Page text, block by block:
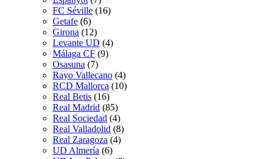
FC Séville (16)
Getafe (6)
Girona (12)
Levante UD (4)
Málaga CF (9)
Osasuna (7)
Rayo Vallecano (4)
RCD Mallorca (10)
Real Betis (16)
Real Madrid (85)
Real Sociedad (4)
Real Valladolid (8)
Real Zaragoza (4)
UD Almería (6)